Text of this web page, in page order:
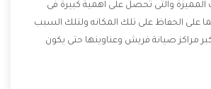
والتى تحصل على اهمية كبيرة فى
على الحفاظ على تلك المكانه ولتلك السبب
مراكز صيانة فريش وعناوينها حتى يكون
نهتم بكل ما يحتاجه المستهلك لكى نحافظ